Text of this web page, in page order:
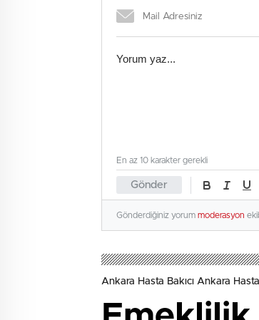
Gönder
En az 10 karakter gerekli
Gönderdiğiniz yorum moderasyon
Ankara Hasta Bakıcı Ankara